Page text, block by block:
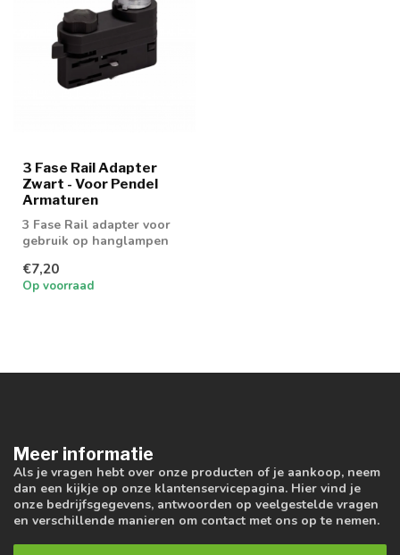
3 Fase Rail Adapter
Zwart - Voor Pendel
Armaturen
3 Fase Rail adapter voor
gebruik op hanglampen
€7,20
Op voorraad
Meer informatie
Als je vragen hebt over onze producten of je aankoop, neem
dan een kijkje op onze klantenservicepagina. Hier vind je
onze bedrijfsgegevens, antwoorden op veelgestelde vragen
en verschillende manieren om contact met ons op te nemen.